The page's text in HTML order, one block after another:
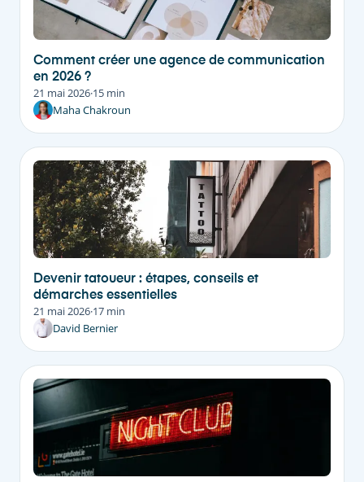
Comment créer une agence de communication
en 2026 ?
21 mai 2026·15 min
Maha Chakroun
Devenir tatoueur : étapes, conseils et
démarches essentielles
21 mai 2026·17 min
David Bernier